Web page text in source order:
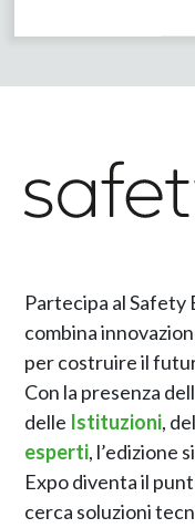
Partecipa al Safety
combina
per costruire il
Con la presenza
delle Istituzioni,
esperti, l’edizione
Expo diventa il
cerca soluzioni